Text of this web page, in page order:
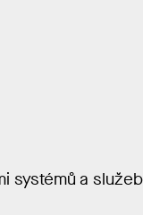
systémů a